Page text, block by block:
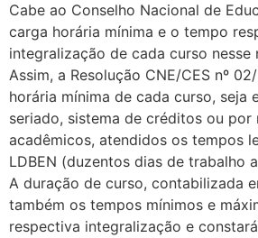
Cabe ao Conselho Nacional de
carga horária mínima e o tempo
integralização de cada curso nesse
Assim, a Resolução CNE/CES nº
horária mínima de cada curso, seja
seriado, sistema de créditos ou por
acadêmicos, atendidos os tempos
LDBEN (duzentos dias de trabalho
A duração de curso, contabilizada
também os tempos mínimos e
respectiva integralização e